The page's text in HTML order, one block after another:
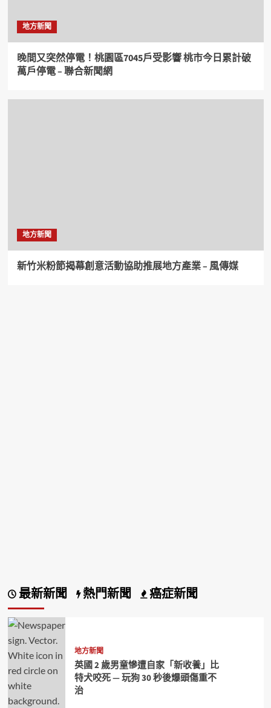
地方新聞
晚間又突然停電！桃園區7045戶受影響 桃市今日累計破
萬戶停電 – 聯合新聞網
地方新聞
新竹米粉節揭幕創意活動協助推展地方產業 – 風傳媒
最新新聞 熱門新聞 癌症新聞
地方新聞
英國 2 歲男童慘遭自家「新收養」比
特犬咬死 — 玩狗 30 秒後爆頭傷重不
治